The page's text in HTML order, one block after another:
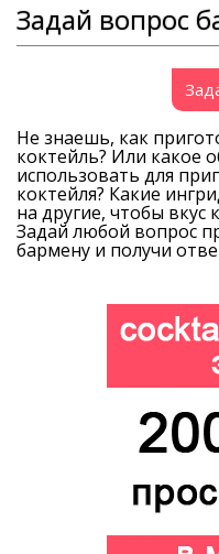
Задай вопрос
Не знаешь, как
коктейль? Или какое
использовать для
коктейля? Какие
на другие, чтобы вкус
Задай любой вопрос
бармену и получи